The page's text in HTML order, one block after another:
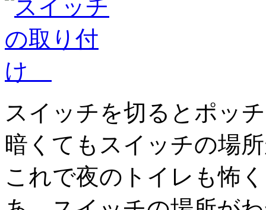
スイッチを切るとポッ
暗くてもスイッチの場
これで夜のトイレも怖